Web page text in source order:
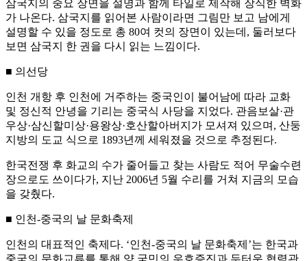
삼국지의 중요 장면을 설명과 함께 타일로 제작해 장식한 벽화
가 나온다. 삼국지를 읽어본 사람이라면 그림만 보고 남에게
설명할 수 있을 정도로 총 80여 컷의 장면이 있는데, 둘러보다
보면 삼국지 한 권을 다시 읽는 느낌이다.
■ 의선당
인천 개항 후 인천에 거주하는 중국인이 불어남에 따라 교화
및 정신적 안녕을 기리는 중국식 사당을 지었다. 관음보살·관
우상·삼신할미상·용왕상·호산할아버지가 모셔져 있으며, 산둥
지방의 도교 식으로 1893년께 세워졌을 것으로 추정된다.
한국전쟁 후 화교의 수가 줄어들고 찾는 사람도 적어 무술수련
장으로도 쓰이다가, 지난 2006년 5월 수리를 거쳐 지금의 모습
을 갖췄다.
■ 인천-중국의 날 문화축제
인천의 대표적인 축제다. ‘인천-중국의 날 문화축제’는 한국과